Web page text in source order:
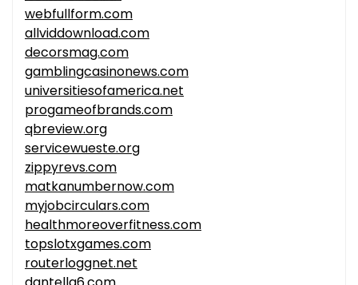
webfullform.com
allviddownload.com
decorsmag.com
gamblingcasinonews.com
universitiesofamerica.net
progameofbrands.com
qbreview.org
servicewueste.org
zippyrevs.com
matkanumbernow.com
myjobcirculars.com
healthmoreoverfitness.com
topslotxgames.com
routerloggnet.net